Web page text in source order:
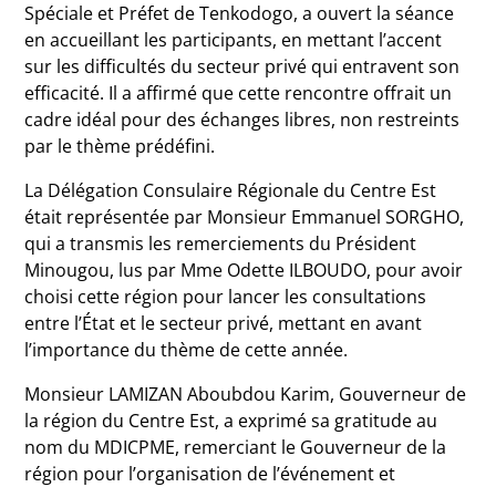
Spéciale et Préfet de Tenkodogo, a ouvert la séance
en accueillant les participants, en mettant l’accent
sur les difficultés du secteur privé qui entravent son
efficacité. Il a affirmé que cette rencontre offrait un
cadre idéal pour des échanges libres, non restreints
par le thème prédéfini.
La Délégation Consulaire Régionale du Centre Est
était représentée par Monsieur Emmanuel SORGHO,
qui a transmis les remerciements du Président
Minougou, lus par Mme Odette ILBOUDO, pour avoir
choisi cette région pour lancer les consultations
entre l’État et le secteur privé, mettant en avant
l’importance du thème de cette année.
Monsieur LAMIZAN Aboubdou Karim, Gouverneur de
la région du Centre Est, a exprimé sa gratitude au
nom du MDICPME, remerciant le Gouverneur de la
région pour l’organisation de l’événement et